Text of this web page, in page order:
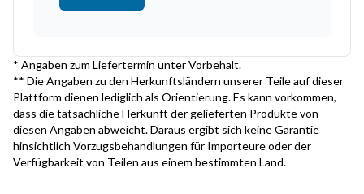
* Angaben zum Liefertermin unter Vorbehalt.
** Die Angaben zu den Herkunftsländern unserer Teile auf dieser
Plattform dienen lediglich als Orientierung. Es kann vorkommen,
dass die tatsächliche Herkunft der gelieferten Produkte von
diesen Angaben abweicht. Daraus ergibt sich keine Garantie
hinsichtlich Vorzugsbehandlungen für Importeure oder der
Verfügbarkeit von Teilen aus einem bestimmten Land.